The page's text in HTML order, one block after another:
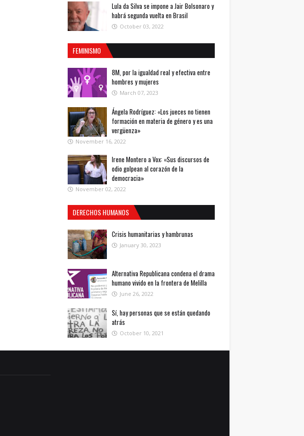
Lula da Silva se impone a Jair Bolsonaro y
habrá segunda vuelta en Brasil
October 03, 2022
FEMINISMO
8M, por la igualdad real y efectiva entre
hombres y mujeres
March 07, 2023
Ángela Rodríguez: «Los jueces no tienen
formación en materia de género y es una
vergüenza»
November 16, 2022
Irene Montero a Vox: «Sus discursos de
odio golpean al corazón de la
democracia»
November 02, 2022
DERECHOS HUMANOS
Crisis humanitarias y hambrunas
January 30, 2023
Alternativa Republicana condena el drama
humano vivido en la frontera de Melilla
June 26, 2022
Sí, hay personas que se están quedando
atrás
October 10, 2021